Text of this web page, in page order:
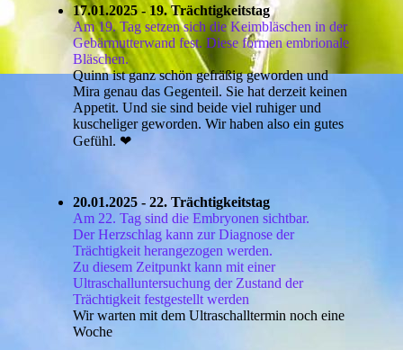
17.01.2025 - 19. Trächtigkeitstag
Am 19. Tag setzen sich die Keimbläschen in der
Gebärmutterwand fest. Diese formen embrionale
Bläschen.
Quinn ist ganz schön gefräßig geworden und
Mira genau das Gegenteil. Sie hat derzeit keinen
Appetit. Und sie sind beide viel ruhiger und
kuscheliger geworden. Wir haben also ein gutes
Gefühl. ❤
20.01.2025 - 22. Trächtigkeitstag
Am 22. Tag sind die Embryonen sichtbar.
Der Herzschlag kann zur Diagnose der
Trächtigkeit herangezogen werden.
Zu diesem Zeitpunkt kann mit einer
Ultraschalluntersuchung der Zustand der
Trächtigkeit festgestellt werden
Wir warten mit dem Ultraschalltermin noch eine
Woche